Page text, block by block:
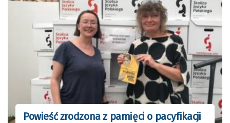
Powieść zrodzona z pamięci o pacyfikacji